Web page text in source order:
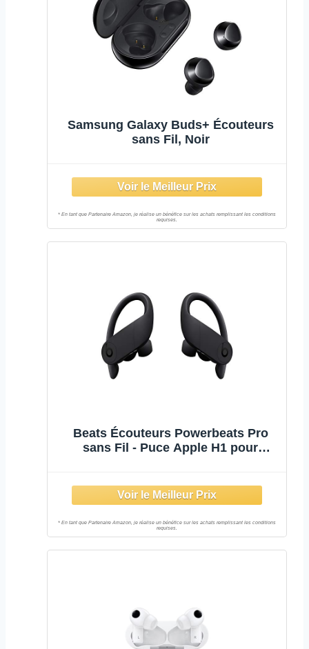
Samsung Galaxy Buds+ Écouteurs
sans Fil, Noir
Beats Écouteurs Powerbeats Pro
sans Fil - Puce Apple H1 pour
écouteurs résistants à la
Transpiration - Noir (version
précédente)